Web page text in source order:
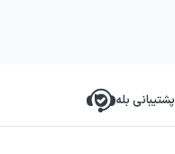
پشتیبانی بله